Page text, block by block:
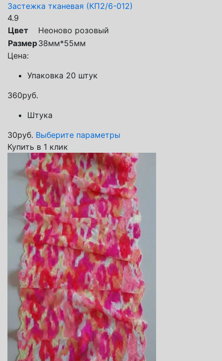
Застежка тканевая (КП2/6-012)
4.9
Цвет
Неоново розовый
Размер38мм*55мм
Цена:
Упаковка 20 штук
360руб.
Штука
30руб. Выберите параметры
Купить в 1 клик